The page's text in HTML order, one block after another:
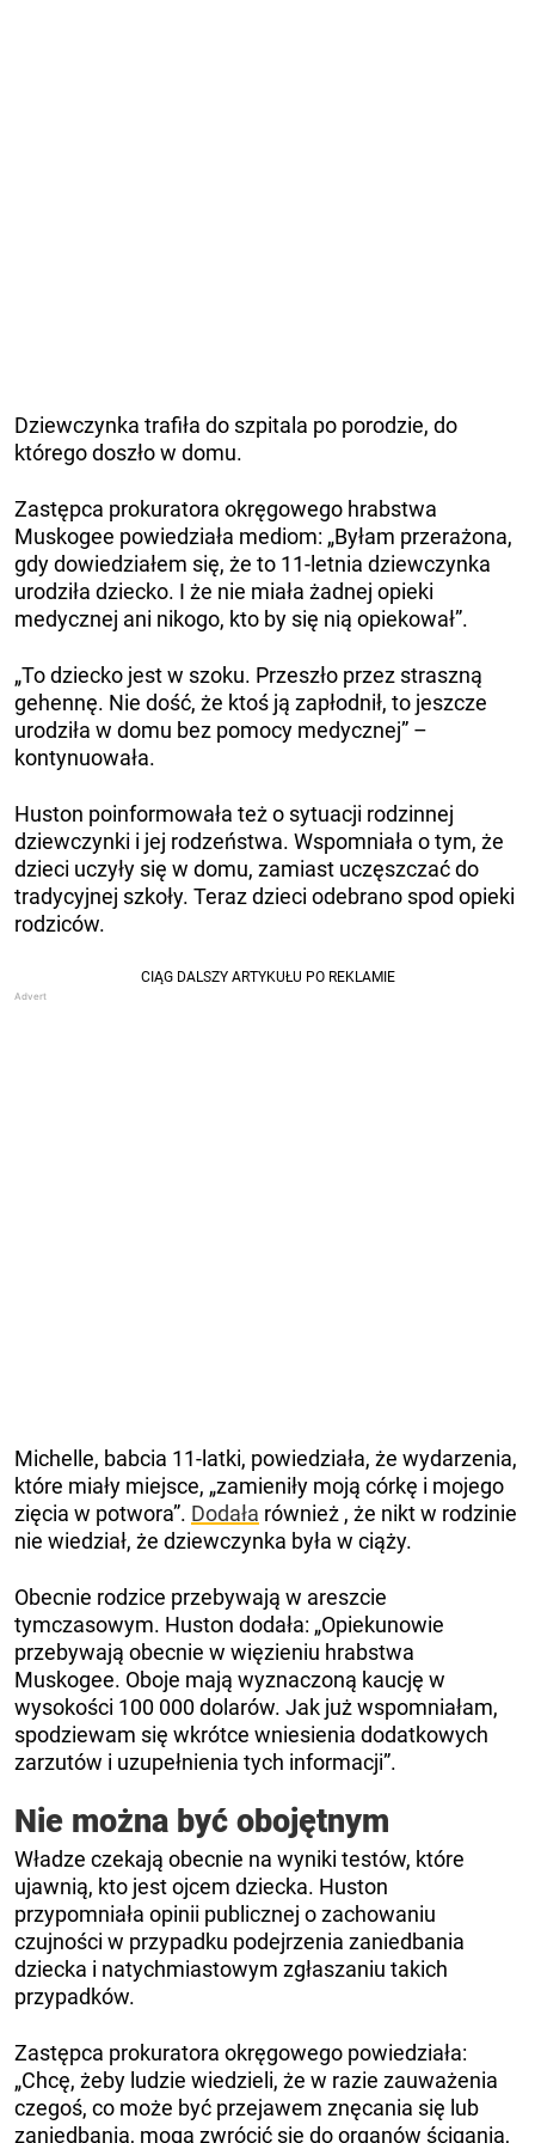
Dziewczynka trafiła do szpitala po porodzie, do
którego doszło w domu.
Zastępca prokuratora okręgowego hrabstwa
Muskogee powiedziała mediom: „Byłam przerażona,
gdy dowiedziałem się, że to 11-letnia dziewczynka
urodziła dziecko. I że nie miała żadnej opieki
medycznej ani nikogo, kto by się nią opiekował”.
„To dziecko jest w szoku. Przeszło przez straszną
gehennę. Nie dość, że ktoś ją zapłodnił, to jeszcze
urodziła w domu bez pomocy medycznej” –
kontynuowała.
Huston poinformowała też o sytuacji rodzinnej
dziewczynki i jej rodzeństwa. Wspomniała o tym, że
dzieci uczyły się w domu, zamiast uczęszczać do
tradycyjnej szkoły. Teraz dzieci odebrano spod opieki
rodziców.
Michelle, babcia 11-latki, powiedziała, że ​​wydarzenia,
które miały miejsce, „zamieniły moją córkę i mojego
zięcia w potwora”. Dodała również , że nikt w rodzinie
nie wiedział, że dziewczynka była w ciąży.
Obecnie rodzice przebywają w areszcie
tymczasowym. Huston dodała: „Opiekunowie
przebywają obecnie w więzieniu hrabstwa
Muskogee. Oboje mają wyznaczoną kaucję w
wysokości 100 000 dolarów. Jak już wspomniałam,
spodziewam się wkrótce wniesienia dodatkowych
zarzutów i uzupełnienia tych informacji”.
Nie można być obojętnym
Władze czekają obecnie na wyniki testów, które
ujawnią, kto jest ojcem dziecka. Huston
przypomniała opinii publicznej o zachowaniu
czujności w przypadku podejrzenia zaniedbania
dziecka i natychmiastowym zgłaszaniu takich
przypadków.
Zastępca prokuratora okręgowego powiedziała:
„Chcę, żeby ludzie wiedzieli, że w razie zauważenia
czegoś, co może być przejawem znęcania się lub
zaniedbania, mogą zwrócić się do organów ścigania,